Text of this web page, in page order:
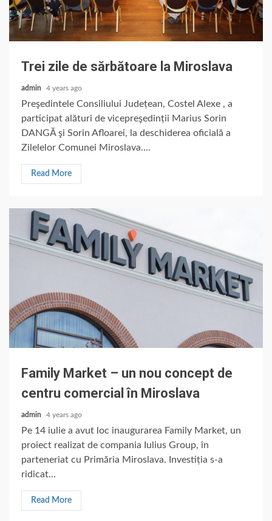
Trei zile de sărbătoare la Miroslava
admin 4 years ago
Preşedintele Consiliului Județean, Costel Alexe , a
participat alături de vicepreşedinții Marius Sorin
DANGĂ şi Sorin Afloarei, la deschiderea oficială a
Zilelelor Comunei Miroslava....
Read More
Family Market – un nou concept de
centru comercial în Miroslava
admin 4 years ago
Pe 14 iulie a avut loc inaugurarea Family Market, un
proiect realizat de compania Iulius Group, în
parteneriat cu Primăria Miroslava. Investiția s-a
ridicat...
Read More